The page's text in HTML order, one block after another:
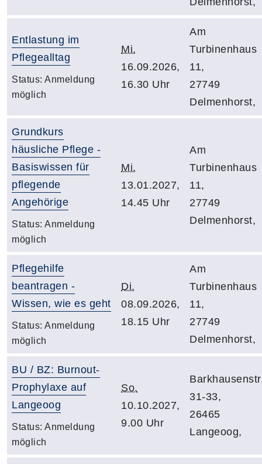
Entlastung im
Pflegealltag
Status: Anmeldung
möglich
Mi.
16.09.2026,
16.30 Uhr
Am
Turbinenhaus
11,
27749
Delmenhorst,
Grundkurs
häusliche Pflege -
Basiswissen für
pflegende
Angehörige
Status: Anmeldung
möglich
Mi.
13.01.2027,
14.45 Uhr
Am
Turbinenhaus
11,
27749
Delmenhorst,
Pflegehilfe
beantragen -
Wissen, wie es geht
Status: Anmeldung
möglich
Di.
08.09.2026,
18.15 Uhr
Am
Turbinenhaus
11,
27749
Delmenhorst,
BU / BZ: Burnout-
Prophylaxe auf
Langeoog
Status: Anmeldung
möglich
So.
10.10.2027,
9.00 Uhr
31-33,
26465
Langeoog,